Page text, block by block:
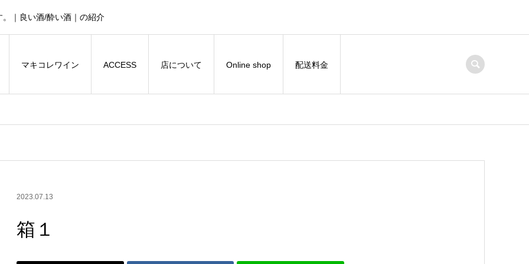
｜良い酒/酔い酒｜の紹介
マキコレワイン ACCESS 店について Online shop 配送料金
2023.07.13
箱１